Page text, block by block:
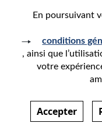
En poursuivant
conditions
, ainsi que
votre
Accepter
EGLISE
Paragraphes